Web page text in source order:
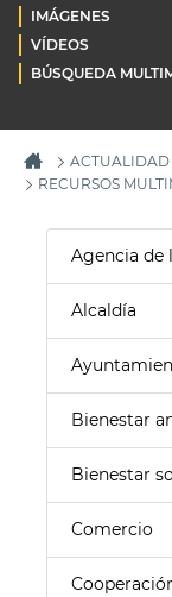
IMÁGENES
VÍDEOS
BÚSQUEDA
ACTUALIDAD
RECURSOS
Agencia de
Alcaldía
Bienestar
Bienestar
Comercio